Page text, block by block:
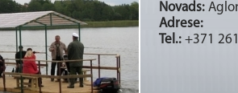
Novads:
Adrese:
Tel.: +371